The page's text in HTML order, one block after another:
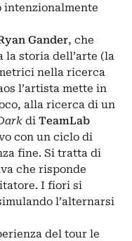
intenzionalmente
Gander, che
la storia dell’arte (la
nella ricerca
l’artista mette in
alla ricerca di un
di TeamLab
con un ciclo di
fine. Si tratta di
che risponde
I fiori si
l’alternarsi
del tour le